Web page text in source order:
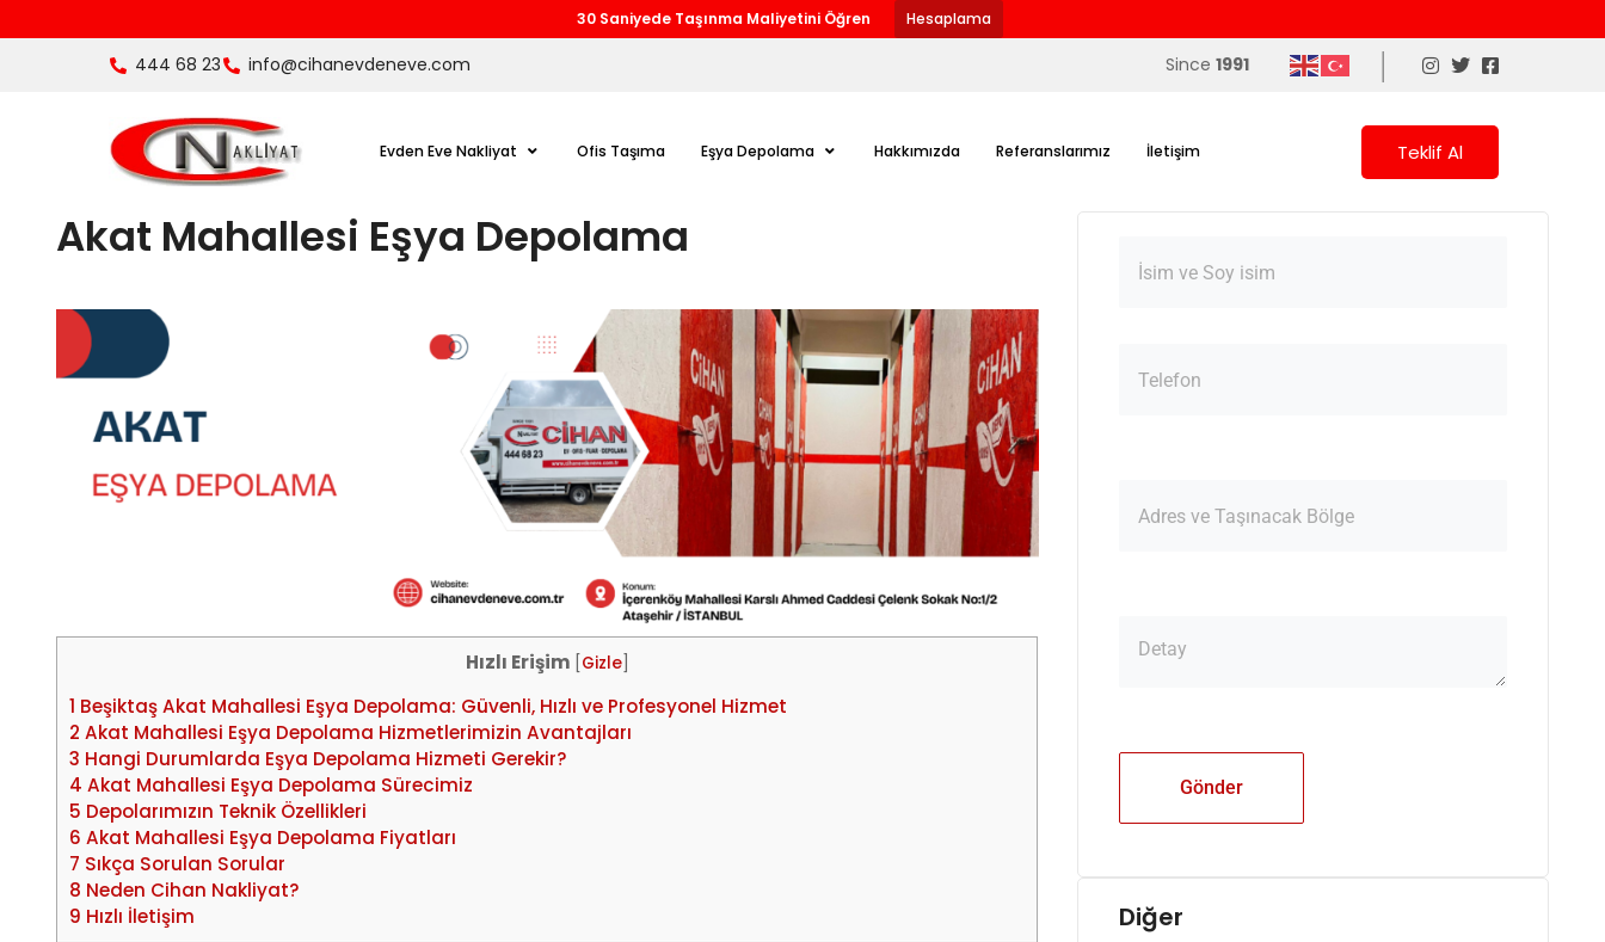
30 Saniyede Taşınma Maliyetini Öğren Hesaplama
444 68 23 info@cihanevdeneve.com Since1991 |
Evden Eve Nakliyat Ofis Taşıma Eşya Depolama Hakkımızda Referanslarımız İletişim Teklif Al
Akat Mahallesi Eşya Depolama
Hızlı Erişim Gizle]
1 Beşiktaş Akat Mahallesi Eşya Depolama: Güvenli, Hızlı ve Profesyonel Hizmet
2 Akat Mahallesi Eşya Depolama Hizmetlerimizin Avantajları
3 Hangi Durumlarda Eşya Depolama Hizmeti Gerekir?
4 Akat Mahallesi Eşya Depolama Sürecimiz
5 Depolarımızın Teknik Özellikleri
6 Akat Mahallesi Eşya Depolama Fiyatları
7 Sıkça Sorulan Sorular
8 Neden Cihan Nakliyat?
9 Hızlı İletişim
Gönder
Diğer